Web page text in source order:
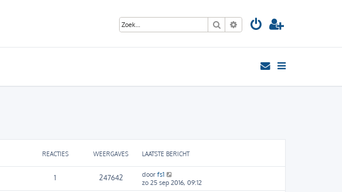
Zoek Uitgebreid zoeken
REACTIES WEERGAVES LAATSTE BERICHT
1 247642 door fs1
zo 25 sep 2016, 09:12